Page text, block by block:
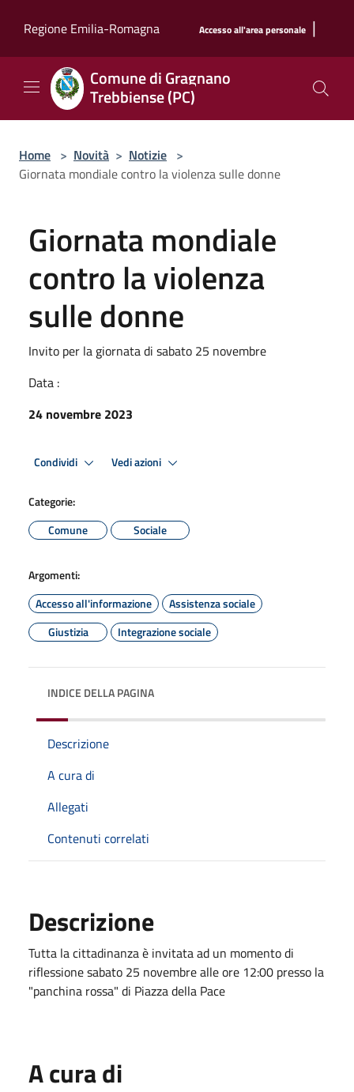
Regione Emilia-Romagna
Accesso all'area personale |
Comune di Gragnano
Trebbiense (PC)
Home > Novità > Notizie >
Giornata mondiale contro la violenza sulle donne
Giornata mondiale
contro la violenza
sulle donne
Invito per la giornata di sabato 25 novembre
Data :
24 novembre 2023
Condividi Vedi azioni
Categorie:
Comune
Sociale
Argomenti:
Accesso all'informazione
Assistenza sociale
Giustizia
Integrazione sociale
INDICE DELLA PAGINA
Descrizione
A cura di
Allegati
Contenuti correlati
Descrizione
Tutta la cittadinanza è invitata ad un momento di
riflessione sabato 25 novembre alle ore 12:00 presso la
"panchina rossa" di Piazza della Pace
A cura di